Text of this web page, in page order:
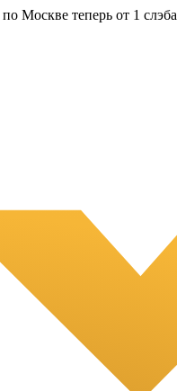
Москве теперь от 1 слэба